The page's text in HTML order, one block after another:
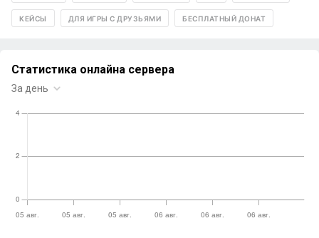
КЕЙСЫ ДЛЯ ИГРЫ С ДРУЗЬЯМИ БЕСПЛАТНЫЙ ДОНАТ